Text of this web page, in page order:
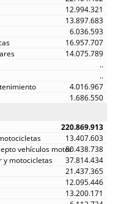
12.994.321
13.897.683
6.036.593
16.957.707
14.075.789
..
..
4.016.967
1.686.550
220.869.913
13.407.603
80.438.738
37.814.434
21.437.365
12.095.446
13.200.171